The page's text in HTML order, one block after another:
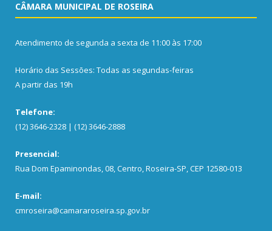
CÂMARA MUNICIPAL DE ROSEIRA
Atendimento de segunda a sexta de 11:00 às 17:00
Horário das Sessões: Todas as segundas-feiras
A partir das 19h
Telefone:
(12) 3646-2328 | (12) 3646-2888
Presencial:
Rua Dom Epaminondas, 08, Centro, Roseira-SP, CEP 12580-013
E-mail:
cmroseira@camararoseira.sp.gov.br